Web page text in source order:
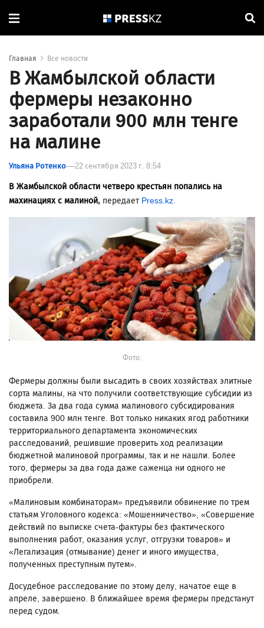
Главная Все новости
В Жамбылской области
фермеры незаконно
заработали 900 млн тенге
на малине
Ульяна Ротенко 22 сентября 2023 г. 8:54
В Жамбылской области четверо крестьян попались на
махинациях с малиной, передает Press.kz.
Фото:
Фермеры должны были высадить в своих хозяйствах элитные
сорта малины, на что получили соответствующие субсидии из
бюджета. За два года сумма малинового субсидирования
составила 900 млн тенге. Вот только никаких ягод работники
территориального департамента экономических
расследований, решившие проверить ход реализации
бюджетной малиновой программы, так и не нашли. Более
того, фермеры за два года даже саженца ни одного не
приобрели.
«Малиновым комбинаторам» предъявили обвинение по трем
статьям Уголовного кодекса: «Мошенничество», «Совершение
действий по выписке счета-фактуры без фактического
выполнения работ, оказания услуг, отгрузки товаров» и
«Легализация (отмывание) денег и иного имущества,
полученных преступным путем».
Досудебное расследование по этому делу, начатое еще в
апреле, завершено. В ближайшее время фермеры предстанут
перед судом.